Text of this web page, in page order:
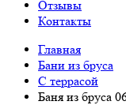
Отзывы
Контакты
Главная
Бани из бруса
С террасой
Баня из бруса